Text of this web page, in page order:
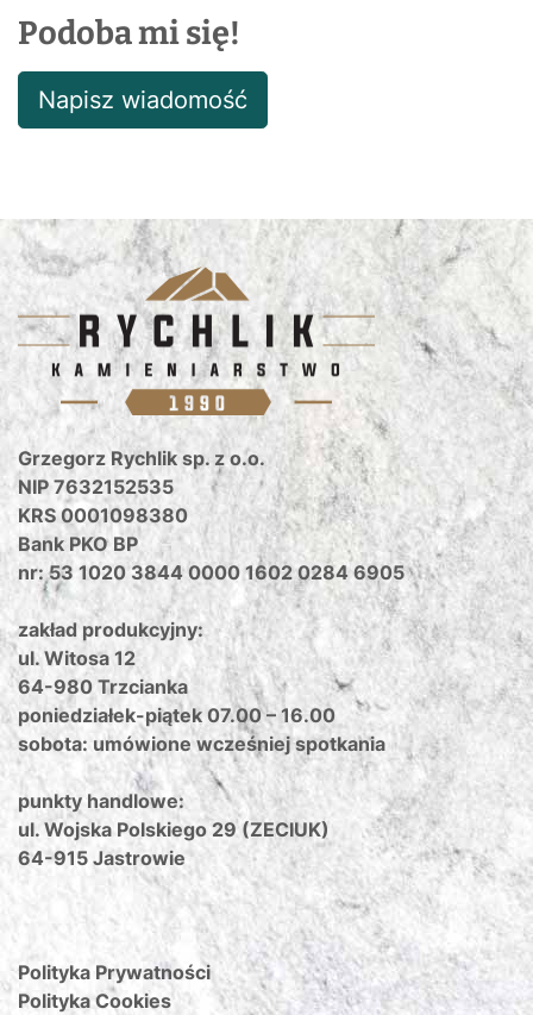
Podoba mi się!
Napisz wiadomość
Grzegorz Rychlik sp. z o.o.
NIP 7632152535
KRS 0001098380
Bank PKO BP
nr: 53 1020 3844 0000 1602 0284 6905
zakład produkcyjny:
ul. Witosa 12
64-980 Trzcianka
poniedziałek-piątek 07.00 – 16.00
sobota: umówione wcześniej spotkania
punkty handlowe:
ul. Wojska Polskiego 29 (ZECIUK)
64-915 Jastrowie
Polityka Prywatności
Polityka Cookies